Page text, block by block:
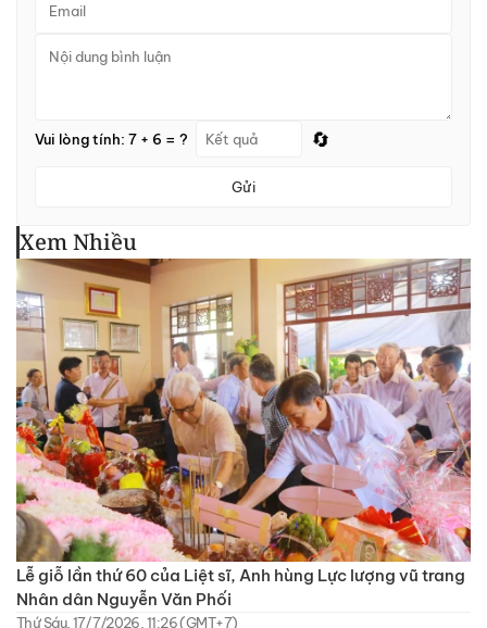
Vui lòng tính: 7 + 6 = ? 🔄
Gửi
Xem Nhiều
Lễ giỗ lần thứ 60 của Liệt sĩ, Anh hùng Lực lượng vũ trang
Nhân dân Nguyễn Văn Phối
Thứ Sáu, 17/7/2026, 11:26 (GMT+7)